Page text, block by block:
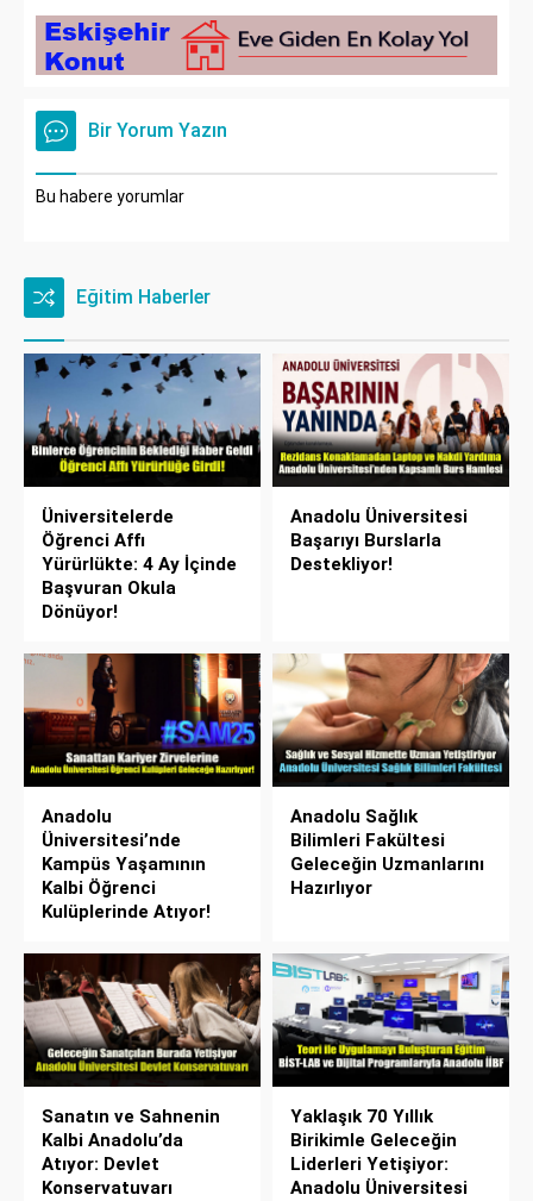
Bir Yorum Yazın
Bu habere yorumlar
Eğitim Haberler
Üniversitelerde
Öğrenci Affı
Yürürlükte: 4 Ay İçinde
Başvuran Okula
Dönüyor!
Anadolu Üniversitesi
Başarıyı Burslarla
Destekliyor!
Anadolu
Üniversitesi’nde
Kampüs Yaşamının
Kalbi Öğrenci
Kulüplerinde Atıyor!
Anadolu Sağlık
Bilimleri Fakültesi
Geleceğin Uzmanlarını
Hazırlıyor
Sanatın ve Sahnenin
Kalbi Anadolu’da
Atıyor: Devlet
Konservatuvarı
Yaklaşık 70 Yıllık
Birikimle Geleceğin
Liderleri Yetişiyor:
Anadolu Üniversitesi